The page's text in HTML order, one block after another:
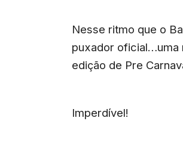
Nesse ritmo que o
puxador oficial…uma
edição de Pre
Imperdível!